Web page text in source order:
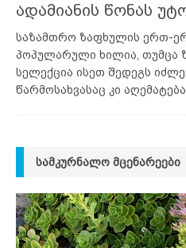
ადამიანის წონას
საზამთრო ზაფხულის ერთ-
პოპულარული ხილია, თუმცა
სელექცია ისეთ შედეგს
წარმოსახვასაც კი
ᲡᲐᲛᲙᲣᲠᲜᲐᲚᲝ ᲛᲪᲔᲜᲐᲠᲔᲔᲑᲘ